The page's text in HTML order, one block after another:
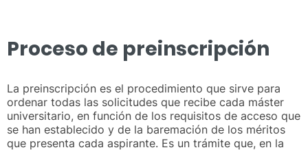
Proceso de preinscripción
La preinscripción es el procedimiento que sirve para
ordenar todas las solicitudes que recibe cada máster
universitario, en función de los requisitos de acceso que
se han establecido y de la baremación de los méritos
que presenta cada aspirante. Es un trámite que, en la